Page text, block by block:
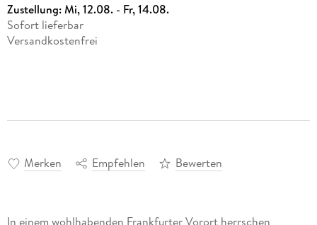
Zustellung:Mi, 12.08. - Fr, 14.08.
Sofort lieferbar
Versandkostenfrei
Merken Empfehlen Bewerten
In einem wohlhabenden Frankfurter Vorort herrschen